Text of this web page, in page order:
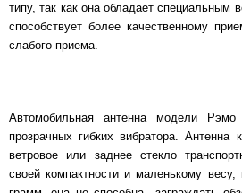
типу, так как она обладает специальным
способствует более качественному
слабого приема.
Автомобильная антенна модели
прозрачных гибких вибратора.Антенна
ветровое или заднее стекло
своей компактности и маленькому